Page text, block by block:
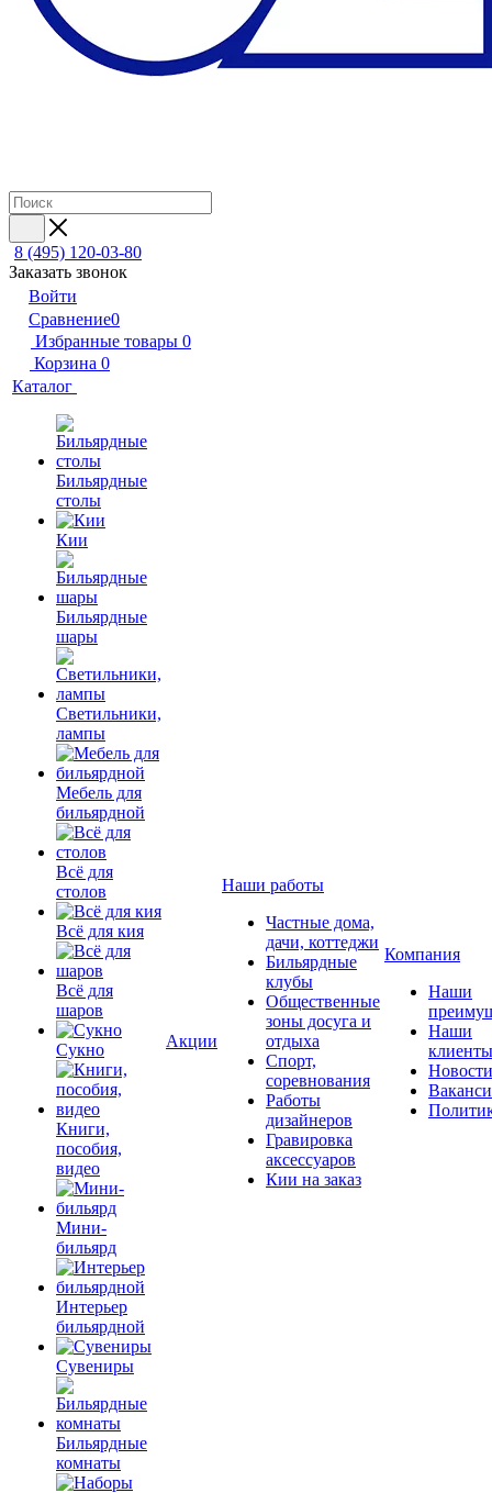
8 (495) 120-03-80
Заказать звонок
Войти
Сравнение0
Избранные товары 0
Корзина 0
Каталог
Бильярдные
столы
Кии
Бильярдные
шары
Светильники,
лампы
Мебель для
бильярдной
Всё для
столов
Всё для кия
Всё для
шаров
Сукно
Книги,
пособия,
видео
Мини-
бильярд
Интерьер
бильярдной
Сувениры
Бильярдные
комнаты
Акции
Наши работы
Частные дома,
дачи, коттеджи
Бильярдные
клубы
Общественные
зоны досуга и
отдыха
Спорт,
соревнования
Работы
дизайнеров
Гравировка
аксессуаров
Кии на заказ
Компания
Наши
Наши
клиенты
Новости